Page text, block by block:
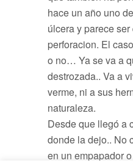
hace un año uno
úlcera y parece
perforacion. El
o no… Ya se va a
destrozada.. Va a
verme, ni a sus
naturaleza.
Desde que llegó a
donde la dejo.. No
en un empapador